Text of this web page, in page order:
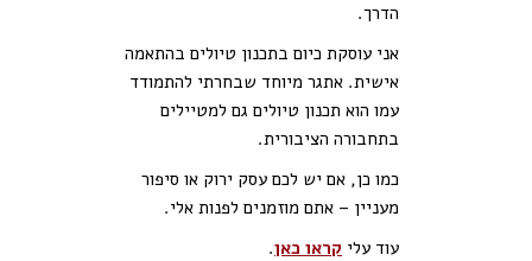
הדרך.
אני עוסקת כיום בתכנון טיולים בהתאמה
אישית. אתגר מיוחד שבחרתי להתמודד
עמו הוא תכנון טיולים גם למטיילים
בתחבורה הציבורית.
כמו כן, אם יש לכם עסק ירוק או סיפור
מעניין – אתם מוזמנים לפנות אלי.
עוד עלי קראו כאן.